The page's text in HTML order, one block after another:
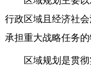
行政区域且经济社
承担重大战略任务的
区域规划是贯彻